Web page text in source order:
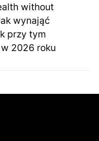
without
wynająć
przy tym
2026 roku